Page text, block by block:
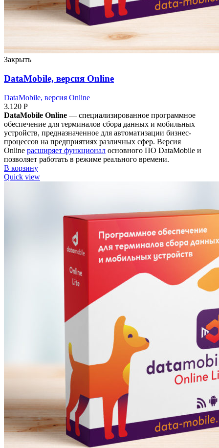
Закрыть
DataMobile, версия Online
DataMobile, версия Online
3.120 Р
DataMobile Online — специализированное программное
обеспечение для терминалов сбора данных и мобильных
устройств, предназначенное для автоматизации бизнес-
процессов на предприятиях различных сфер. Версия
Online расширяет функционал основного ПО DataMobile и
позволяет работать в режиме реального времени.
В корзину
Quick view